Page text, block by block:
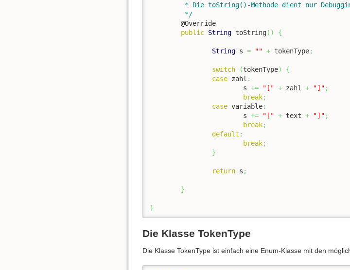
	 */
public String toString( ) {
String s = "" + tokenType;
switch (tokenType)
{
case zahl :
			s
+= "[" + zahl + "]" ;
break;
case variable:
			s
+= "[" + text + "]" ;
break;
default :
break;
}
return s ;
}
}
Die Klasse TokenType
Die Klasse TokenType ist einfach eine Enum-Klasse mit den